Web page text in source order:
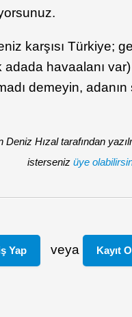
karşısı Türkiye;
adada havaalanı
demeyin,
Hızal tarafından
isterseniz üye
Yap veya Kayıt